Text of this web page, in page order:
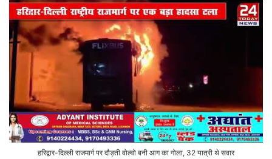
हरिद्वार-दिल्ली राजमार्ग पर दौड़ती वोल्वो बनी आग का गोला, 32 यात्री थे सवार